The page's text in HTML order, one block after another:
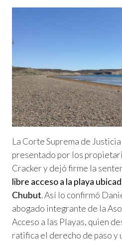
La Corte Suprema de
presentado por los
Cracker y dejó firme la
libre acceso a la playa
Chubut. Así lo confirmó
abogado integrante de la
Acceso a las Playas, quien
ratifica el derecho de paso y